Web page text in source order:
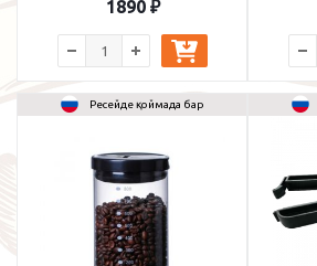
1890 ₽
Ресейде қоймада бар